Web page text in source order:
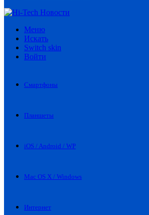
Меню
Искать
Switch skin
Войти
Смартфоны
Планшеты
iOS / Android / WP
Mac OS X / Windows
Интернет